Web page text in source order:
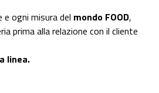
e ogni misura del mondo FOOD,
prima alla relazione con il cliente
linea.